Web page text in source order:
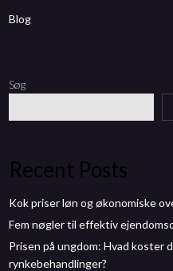
Blog
Søg
Recent Posts
Kok priser løn og økonomiske
Fem nøgler til effektiv
Prisen på ungdom: Hvad koster
rynkebehandlinger?